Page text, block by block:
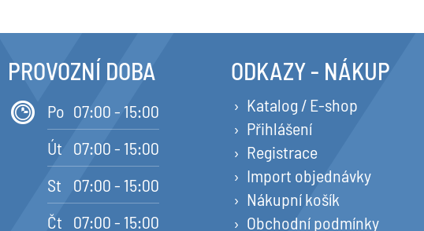
PROVOZNÍ DOBA
Po 07:00 - 15:00
Út
07:00 - 15:00
St
07:00 - 15:00
Čt
07:00 - 15:00
ODKAZY - NÁKUP
Katalog / E-shop
Přihlášení
Registrace
Import objednávky
Nákupní košík
Obchodní podmínky